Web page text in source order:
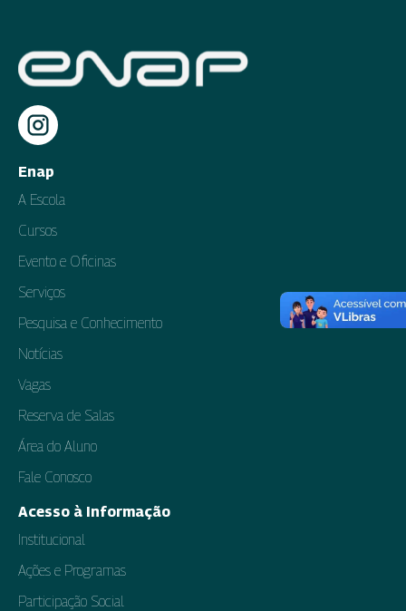
Enap
A Escola
Cursos
Evento e Oficinas
Serviços
Pesquisa e Conhecimento
Notícias
Vagas
Reserva de Salas
Área do Aluno
Fale Conosco
Acesso à Informação
Institucional
Ações e Programas
Participação Social